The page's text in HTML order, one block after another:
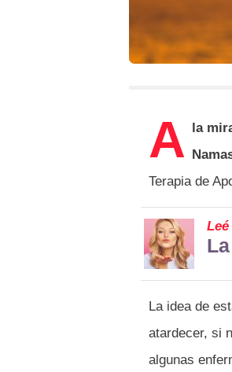
A la
Terapia de
La idea de
atardecer, si
algunas